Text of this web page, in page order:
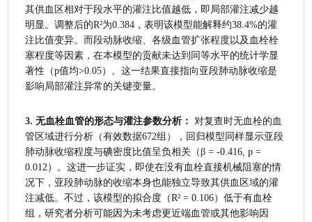
其供血区相对于段水平的灌注比值越低，即局部灌注减少越
明显。调整后的R²为0.384，表明该模型能解释约38.4%的灌
注比值变异。而段动脉收缩、各级血管扩张程度以及血栓栓
塞程度等因素，在本模型的贡献未达到同等水平的统计学显
著性（p值均>0.05）。这一结果直接指向亚段肺动脉收缩是
影响局部灌注异常的关键变量。
3. 无血栓血管的形态与灌注参数分析：
对复查时无血栓的血
管区域进行分析（有效数据672组），回归模型同样显示亚段
肺动脉收缩程度与碘密度比值呈负相关（β = -0.416, p =
0.012）。这进一步证实，即使在没有血栓直接机械阻塞的情
况下，亚段肺动脉的收缩本身也能独立导致其供血区域的灌
注减低。不过，该模型的拟合度（R² = 0.106）低于有血栓
组，研究者分析可能因为未考虑更近端血管或其他影响因